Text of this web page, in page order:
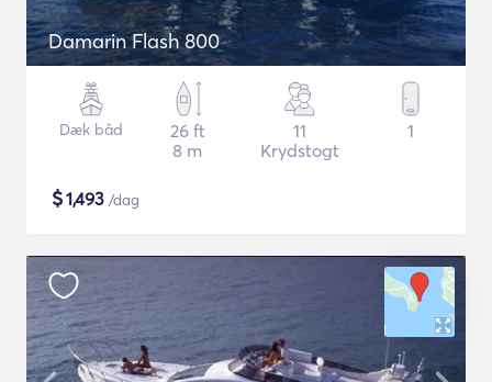
Damarin Flash 800
Dæk båd
26 ft
8 m
11
Krydstogt
1
$1,493 /dag